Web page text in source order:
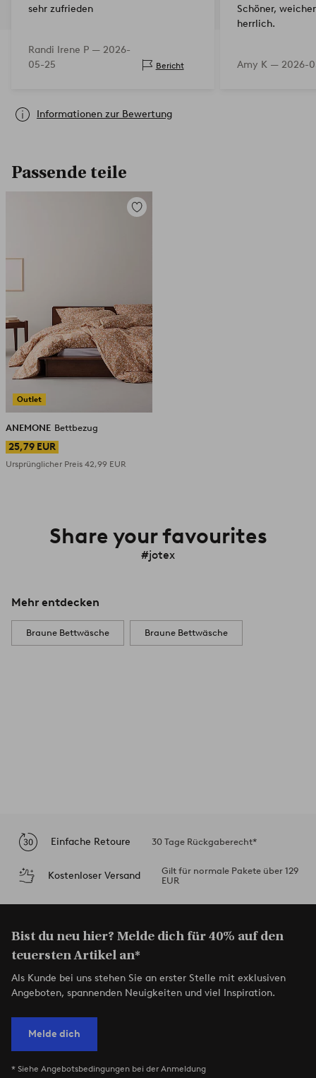
sehr zufrieden
Randi Irene P — 2026-
05-25
Bericht
Schöner,
herrlich.
Amy K — 2026-
Informationen zur Bewertung
Passende teile
Outlet
Zu
ANEMONE Bettbezug
25,79 EUR
Ursprünglicher Preis 42,99 EUR
Share your favourites
#jotex
Mehr entdecken
Braune Bettwäsche Braune Bettwäsche
Einfache Retoure 30 Tage Rückgaberecht*
Kostenloser Versand
Gilt für normale Pakete über 129
EUR
Bist du neu hier? Melde dich für 40% auf den
teuersten Artikel an*
Als Kunde bei uns stehen Sie an erster Stelle mit exklusiven
Angeboten, spannenden Neuigkeiten und viel Inspiration.
Melde dich
* Siehe Angebotsbedingungen bei der Anmeldung